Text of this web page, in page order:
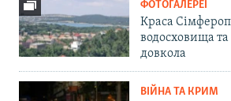
ФОТОГАЛЕРЕЇ
Краса
водосховища та
довкола
ВІЙНА ТА КРИМ